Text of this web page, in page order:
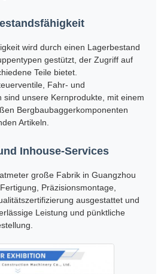
wird durch einen Lagerbestand
gestützt, der Zugriff auf
Teile bietet.
Fahr- und
sind unsere Kernprodukte, mit einem
Bergbaubaggerkomponenten
Artikeln.
Inhouse-Services
große Fabrik in Guangzhou
Präzisionsmontage,
ausgestattet und
Leistung und pünktliche